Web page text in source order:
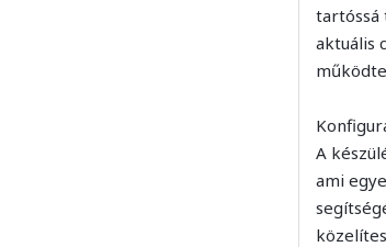
tartóssá
aktuális
A
ami